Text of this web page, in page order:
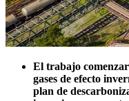
El trabajo
gases de efecto
plan de